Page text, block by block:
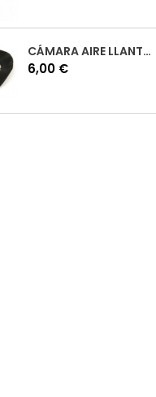
CÁMARA AIRE LLANTA 10 VESPA
Precio
6,00 €